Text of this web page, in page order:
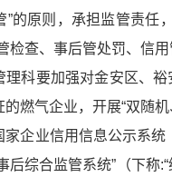
”的原则，承担监管责
检查、事后管处罚、信用
理科要加强对金安区、
燃气企业，开展“双随机
企业信用信息公示系统
后综合监管系统”（下